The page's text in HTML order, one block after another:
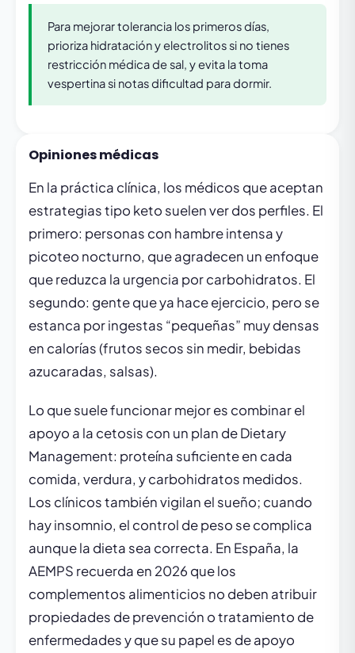
Para mejorar tolerancia los primeros días,
prioriza hidratación y electrolitos si no tienes
restricción médica de sal, y evita la toma
vespertina si notas dificultad para dormir.
Opiniones médicas
En la práctica clínica, los médicos que aceptan
estrategias tipo keto suelen ver dos perfiles. El
primero: personas con hambre intensa y
picoteo nocturno, que agradecen un enfoque
que reduzca la urgencia por carbohidratos. El
segundo: gente que ya hace ejercicio, pero se
estanca por ingestas “pequeñas” muy densas
en calorías (frutos secos sin medir, bebidas
azucaradas, salsas).
Lo que suele funcionar mejor es combinar el
apoyo a la cetosis con un plan de Dietary
Management: proteína suficiente en cada
comida, verdura, y carbohidratos medidos.
Los clínicos también vigilan el sueño; cuando
hay insomnio, el control de peso se complica
aunque la dieta sea correcta. En España, la
AEMPS recuerda en 2026 que los
complementos alimenticios no deben atribuir
propiedades de prevención o tratamiento de
enfermedades y que su papel es de apoyo